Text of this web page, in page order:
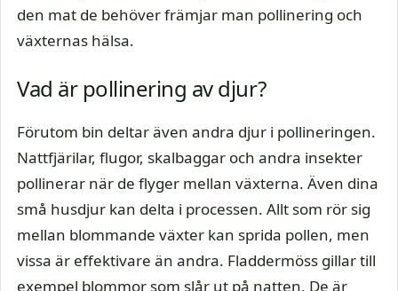
den mat de behöver främjar man pollinering och
växternas hälsa.
Vad är pollinering av djur?
Förutom bin deltar även andra djur i pollineringen.
Nattfjärilar, flugor, skalbaggar och andra insekter
pollinerar när de flyger mellan växterna. Även dina
små husdjur kan delta i processen. Allt som rör sig
mellan blommande växter kan sprida pollen, men
vissa är effektivare än andra. Fladdermöss gillar till
exempel blommor som slår ut på natten. De är